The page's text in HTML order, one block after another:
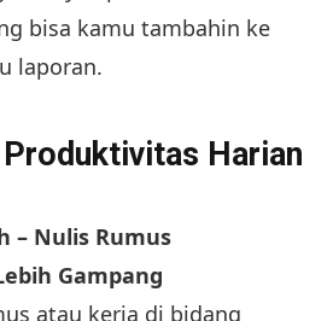
bisa kamu tambahin ke
laporan.
Harian
– Nulis Rumus
Gampang
atau kerja di bidang